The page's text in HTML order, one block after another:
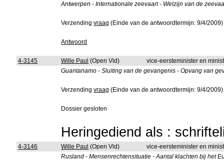
Antwerpen - Internationale zeevaart - Welzijn van de
Verzendingvraag (Einde van de antwoordtermijn: 9/4/2009)
Antwoord
4-3145 Wille Paul (Open Vld)
vice-eersteminister en
Guantanamo - Sluiting van de gevangenis - Opvang van
Verzendingvraag (Einde van de antwoordtermijn: 9/4/2009)
Dossier gesloten
Heringediend als :
4-3146 Wille Paul (Open Vld)
vice-eersteminister en
Rusland - Mensenrechtensituatie - Aantal klachten bij het